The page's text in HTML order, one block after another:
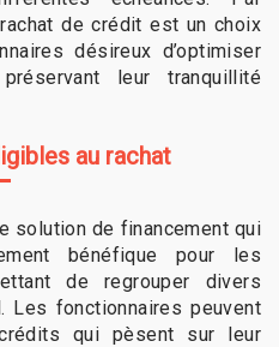
de crédit est un choix
désireux d’optimiser
leur tranquillité
au rachat
solution de financement qui
bénéfique pour les
de regrouper divers
fonctionnaires peuvent
qui pèsent sur leur